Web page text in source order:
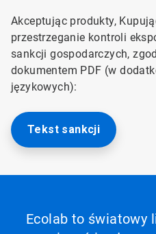
Akceptując produkty,
przestrzeganie kontroli
sankcji gospodarczych,
dokumentem PDF (w
językowych):
Tekst sankcji
Ecolab to światowy